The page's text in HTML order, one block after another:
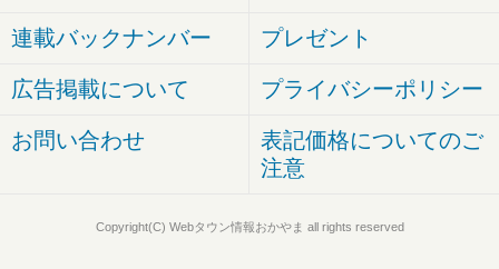
連載バックナンバー プレゼント
広告掲載について プライバシーポリシー
お問い合わせ
表記価格についてのご
注意
Copyright(C) Webタウン情報おかやま all rights reserved